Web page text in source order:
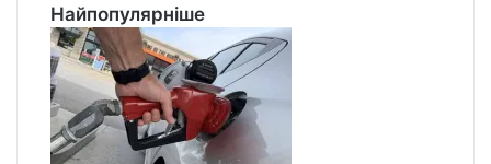
Найпопулярніше